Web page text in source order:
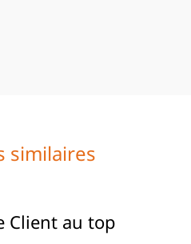
similaires
Client au top